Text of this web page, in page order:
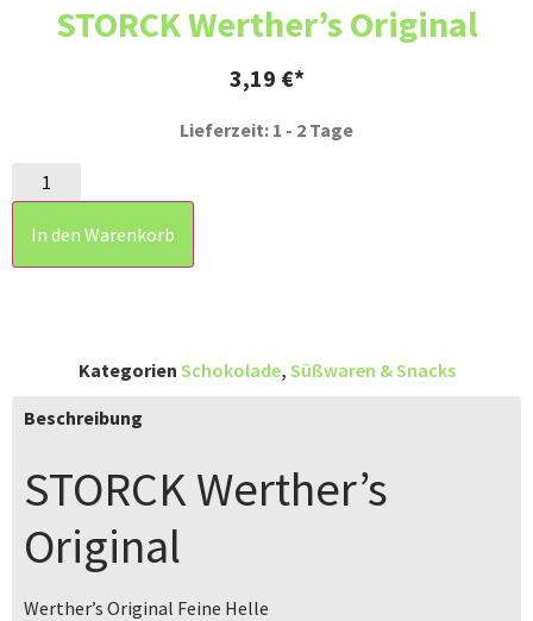
STORCK Werther’s Original
3,19 €
Lieferzeit: 1 - 2 Tage
In den Warenkorb
Kategorien Schokolade, Süßwaren & Snacks
Beschreibung
STORCKWerther’s
Original
Werther’s Original Feine Helle